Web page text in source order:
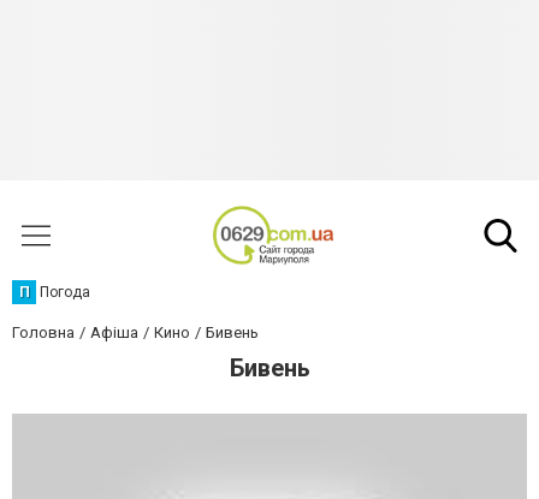
П Погода
Головна Афіша Кино Бивень
Бивень